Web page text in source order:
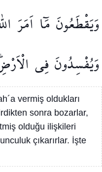
وَيَقْطَعُونَ مَٓا اَمَرَ
وَيُفْسِدُونَفِي
vermiş oldukları
sonra bozarlar,
olduğu ilişkileri
çıkarırlar. İşte